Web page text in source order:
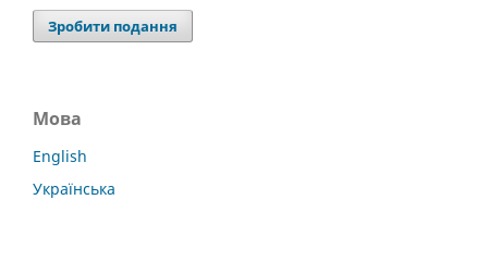
Зробити подання
Мова
English
Українська